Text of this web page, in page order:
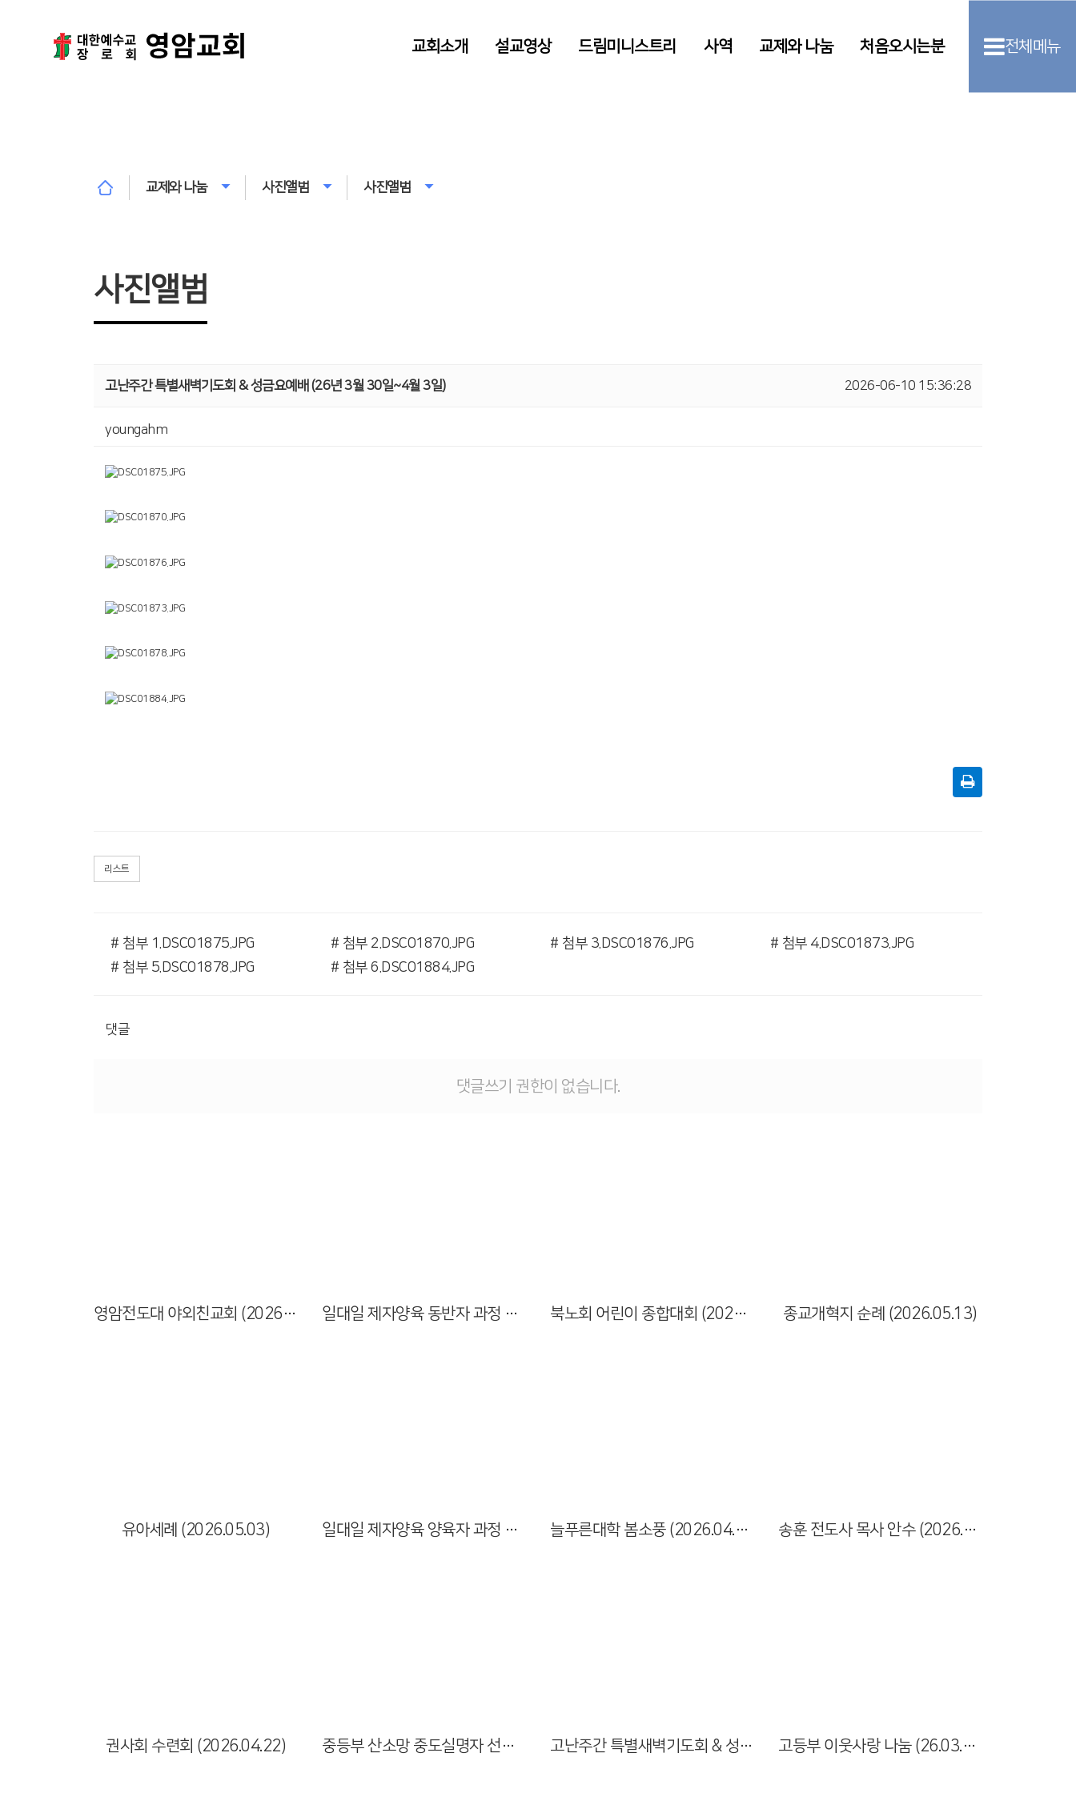
교회소개 설교영상 드림미니스트리 사역 교제와 나눔 처음오시는분 전체메뉴
교제와 나눔 사진앨범 사진앨범
사진앨범
고난주간 특별새벽기도회 & 성금요예배 (26년 3월 30일~4월 3일) 2026-06-10 15:36:28
youngahm
리스트
# 첨부 1.DSC01875.JPG # 첨부 2.DSC01870.JPG # 첨부 3.DSC01876.JPG
# 첨부 4.DSC01873.JPG
# 첨부 5.DSC01878.JPG
# 첨부 6.DSC01884.JPG
댓글
댓글쓰기 권한이 없습니다.
영암전도대 야외친교회 (2026.05.26) 일대일 제자양육 동반자 과정 수료식 (2026.05.24) 북노회 어린이 종합대회 (2026.05.23) 종교개혁지 순례 (2026.05.13)
유아세례 (2026.05.03) 일대일 제자양육 양육자 과정 수료식 (2026.05.02) 늘푸른대학 봄소풍 (2026.04.30) 송훈 전도사 목사 안수 (2026.04.28)
권사회 수련회 (2026.04.22) 중등부 산소망 중도실명자 선교회 식탁봉사 (2026.03.30) 고난주간 특별새벽기도회 & 성금요예배 (26년 3월 30일~4월 3일) 고등부 이웃사랑 나눔 (26.03.28)